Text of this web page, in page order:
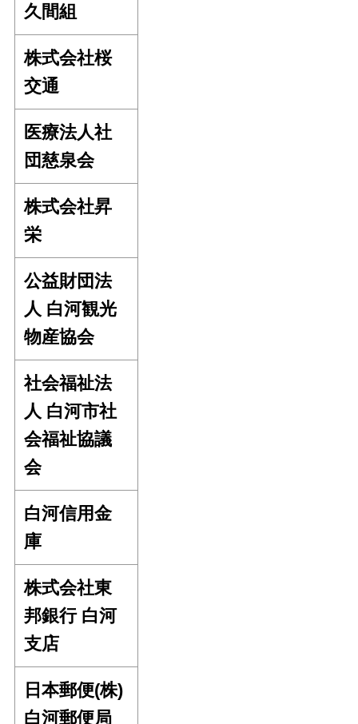
久間組
株式会社桜
交通
医療法人社
団慈泉会
株式会社昇
栄
公益財団法
人 白河観光
物産協会
社会福祉法
人 白河市社
会福祉協議
会
白河信用金
庫
株式会社東
邦銀行 白河
支店
日本郵便(株)
白河郵便局